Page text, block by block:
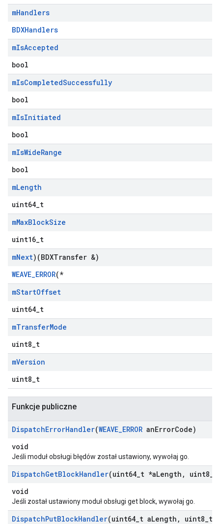
mHandlers
BDXHandlers
mIsAccepted
bool
mIsCompletedSuccessfully
bool
mIsInitiated
bool
mIsWideRange
bool
mLength
uint64_t
mMaxBlockSize
uint16_t
mNext)(BDXTransfer &)
WEAVE_ERROR(*
mStartOffset
uint64_t
mTransferMode
uint8_t
mVersion
uint8_t
Funkcje publiczne
DispatchErrorHandler(WEAVE_ERROR anErrorCode)
void
Jeśli moduł obsługi błędów został ustawiony, wywołaj go.
DispatchGetBlockHandler(uint64 t *aLength , uint8
void
Jeśli został ustawiony moduł obsługi get block, wywołaj go.
DispatchPutBlockHandler(uint64 t aLength , uint8 t